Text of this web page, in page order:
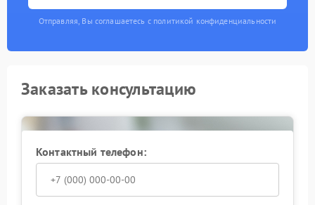
Отправляя, Вы соглашаетесь с политикой конфиденциальности
Заказать консультацию
Контактный телефон: